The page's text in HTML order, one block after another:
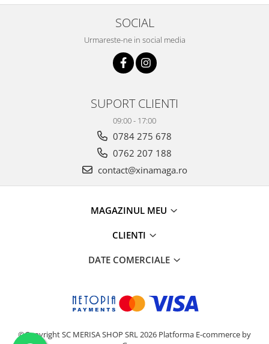
SOCIAL
Urmareste-ne in social media
SUPORT CLIENTI
09:00 - 17:00
0784 275 678
0762 207 188
contact@xinamaga.ro
MAGAZINUL MEU
CLIENTI
DATE COMERCIALE
©Copyright SC MERISA SHOP SRL 2026 Platforma E-commerce by